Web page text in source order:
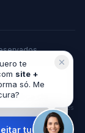
37.378.306/0001-
vendas e locações
te
site +
só. Me
e
Política de
tudo